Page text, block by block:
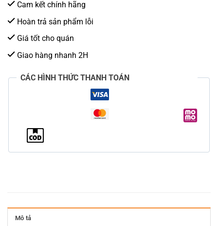
Cam kết chính hãng
Hoàn trả sản phẩm lỗi
Giá tốt cho quán
Giao hàng nhanh 2H
CÁC HÌNH THỨC THANH TOÁN
Mô tả